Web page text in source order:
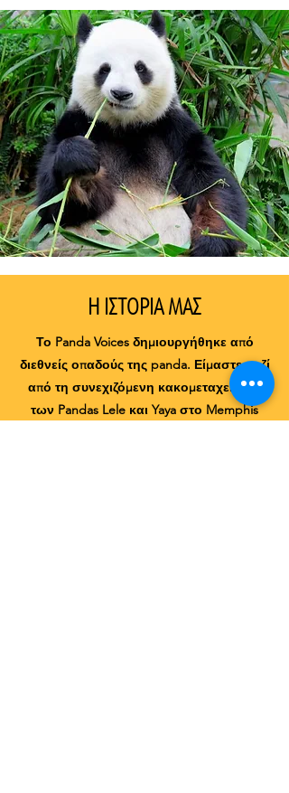
Η ΙΣΤΟΡΙΑ ΜΑΣ
Το Panda Voices δημιουργήθηκε από
διεθνείς οπαδούς της panda. Είμαστε μαζί
από τη συνεχιζόμενη κακομεταχείριση
των Pandas Lele και Yaya στο Memphis